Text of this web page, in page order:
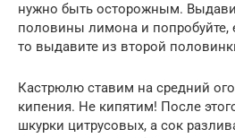
нужно быть осторожным.
половины лимона и попробуйте,
то выдавите из второй
Кастрюлю ставим на средний
кипения. Не кипятим! После
шкурки цитрусовых, а сок